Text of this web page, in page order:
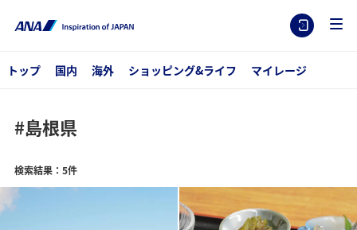
トップ 国内 海外 ショッピング&ライフ マイレージ
#島根県
検索結果：5件